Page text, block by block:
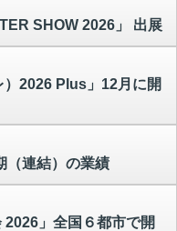
SHOW 2026」 出展
）2026 Plus」12月に開
連結）の業績
」全国６都市で開